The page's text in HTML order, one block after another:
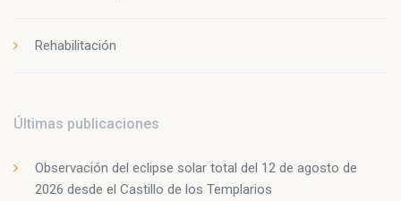
Rehabilitación
Últimas publicaciones
Observación del eclipse solar total del 12 de agosto de
2026 desde el Castillo de los Templarios